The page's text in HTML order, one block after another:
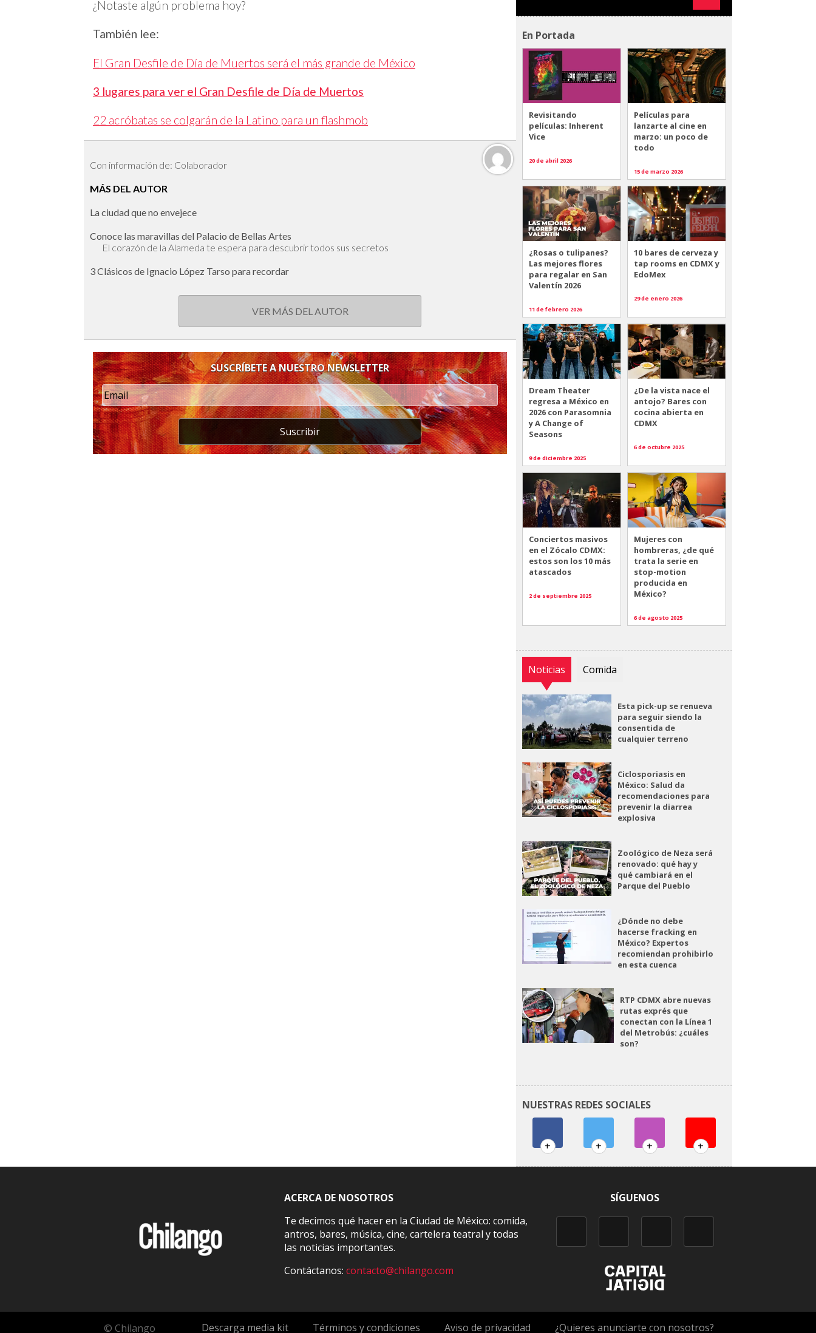
¿Notaste algún problema hoy?
También lee:
El Gran Desfile de Día de Muertos será el más grande de México
3 lugares para ver el Gran Desfile de Día de Muertos
22 acróbatas se colgarán de la Latino para un flashmob
Con información de: Colaborador
MÁS DEL AUTOR
La ciudad que no envejece
Conoce las maravillas del Palacio de Bellas Artes
El corazón de la Alameda te espera para descubrir todos sus secretos
3 Clásicos de Ignacio López Tarso para recordar
VER MÁS DEL AUTOR
SUSCRÍBETE A NUESTRO NEWSLETTER
Suscribir
En Portada
Revisitando
películas: Inherent
Vice
20 de abril 2026
Películas para
lanzarte al cine en
marzo: un poco de
todo
15 de marzo 2026
¿Rosas o tulipanes?
Las mejores flores
para regalar en San
Valentín 2026
11 de febrero 2026
10 bares de cerveza y
tap rooms en CDMX y
EdoMex
29 de enero 2026
Dream Theater
regresa a México en
2026 con Parasomnia
y A Change of
Seasons
9 de diciembre 2025
¿De la vista nace el
antojo? Bares con
cocina abierta en
CDMX
6 de octubre 2025
Conciertos masivos
en el Zócalo CDMX:
estos son los 10 más
atascados
2 de septiembre 2025
Mujeres con
hombreras, ¿de qué
trata la serie en
stop-motion
producida en
México?
6 de agosto 2025
Noticias Comida
Esta pick-up se renueva
para seguir siendo la
consentida de
cualquier terreno
Ciclosporiasis en
México: Salud da
recomendaciones para
prevenir la diarrea
explosiva
Zoológico de Neza será
renovado: qué hay y
qué cambiará en el
Parque del Pueblo
¿Dónde no debe
hacerse fracking en
México? Expertos
recomiendan prohibirlo
en esta cuenca
RTP CDMX abre nuevas
rutas exprés que
conectan con la Línea 1
del Metrobús: ¿cuáles
son?
NUESTRAS REDES SOCIALES
+ + + +
ACERCA DE NOSOTROS
Te decimos qué hacer en la Ciudad de México: comida,
antros, bares, música, cine, cartelera teatral y todas
las noticias importantes.
Contáctanos:contacto@chilango.com
SÍGUENOS
© Chilango Descarga media kit Términos y condiciones Aviso de privacidad ¿Quieres anunciarte con nosotros?